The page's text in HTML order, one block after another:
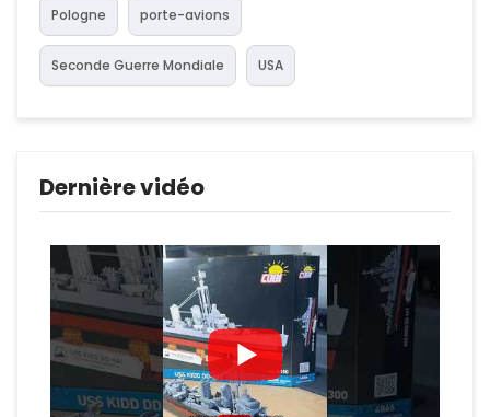
Pologne porte-avions
Seconde Guerre Mondiale USA
Dernière vidéo